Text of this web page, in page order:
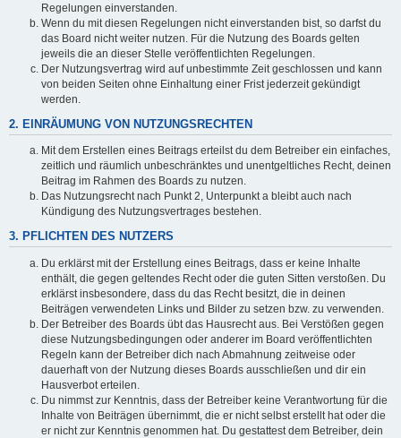
Regelungen einverstanden.
Wenn du mit diesen Regelungen nicht einverstanden bist, so darfst du
das Board nicht weiter nutzen. Für die Nutzung des Boards gelten
jeweils die an dieser Stelle veröffentlichten Regelungen.
Der Nutzungsvertrag wird auf unbestimmte Zeit geschlossen und kann
von beiden Seiten ohne Einhaltung einer Frist jederzeit gekündigt
werden.
2. EINRÄUMUNG VON NUTZUNGSRECHTEN
Mit dem Erstellen eines Beitrags erteilst du dem Betreiber ein einfaches,
zeitlich und räumlich unbeschränktes und unentgeltliches Recht, deinen
Beitrag im Rahmen des Boards zu nutzen.
Das Nutzungsrecht nach Punkt 2, Unterpunkt a bleibt auch nach
Kündigung des Nutzungsvertrages bestehen.
3. PFLICHTEN DES NUTZERS
Du erklärst mit der Erstellung eines Beitrags, dass er keine Inhalte
enthält, die gegen geltendes Recht oder die guten Sitten verstoßen. Du
erklärst insbesondere, dass du das Recht besitzt, die in deinen
Beiträgen verwendeten Links und Bilder zu setzen bzw. zu verwenden.
Der Betreiber des Boards übt das Hausrecht aus. Bei Verstößen gegen
diese Nutzungsbedingungen oder anderer im Board veröffentlichten
Regeln kann der Betreiber dich nach Abmahnung zeitweise oder
dauerhaft von der Nutzung dieses Boards ausschließen und dir ein
Hausverbot erteilen.
Du nimmst zur Kenntnis, dass der Betreiber keine Verantwortung für die
Inhalte von Beiträgen übernimmt, die er nicht selbst erstellt hat oder die
er nicht zur Kenntnis genommen hat. Du gestattest dem Betreiber, dein